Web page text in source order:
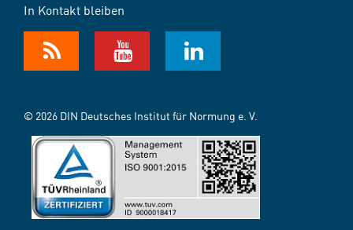
In Kontakt bleiben
© 2026 DIN Deutsches Institut für Normung e. V.